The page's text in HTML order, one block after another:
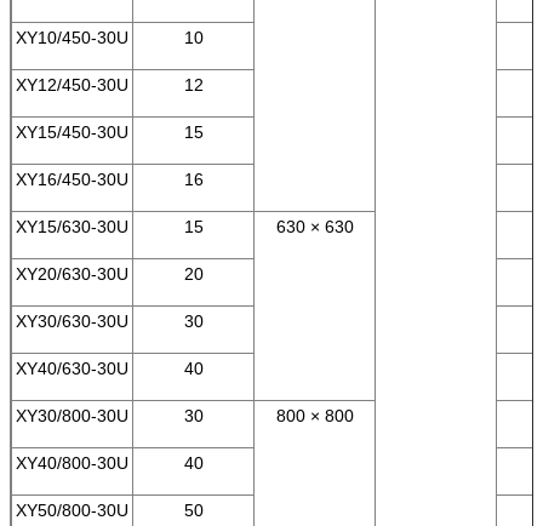
XY10/450-30U 10
XY12/450-30U 12
XY15/450-30U 15
XY16/450-30U 16
XY15/630-30U 15 630 × 630
XY20/630-30U 20
XY30/630-30U 30
XY40/630-30U 40
XY30/800-30U 30 800 × 800
XY40/800-30U 40
XY50/800-30U 50